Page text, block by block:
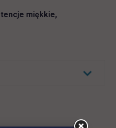
miękkie,